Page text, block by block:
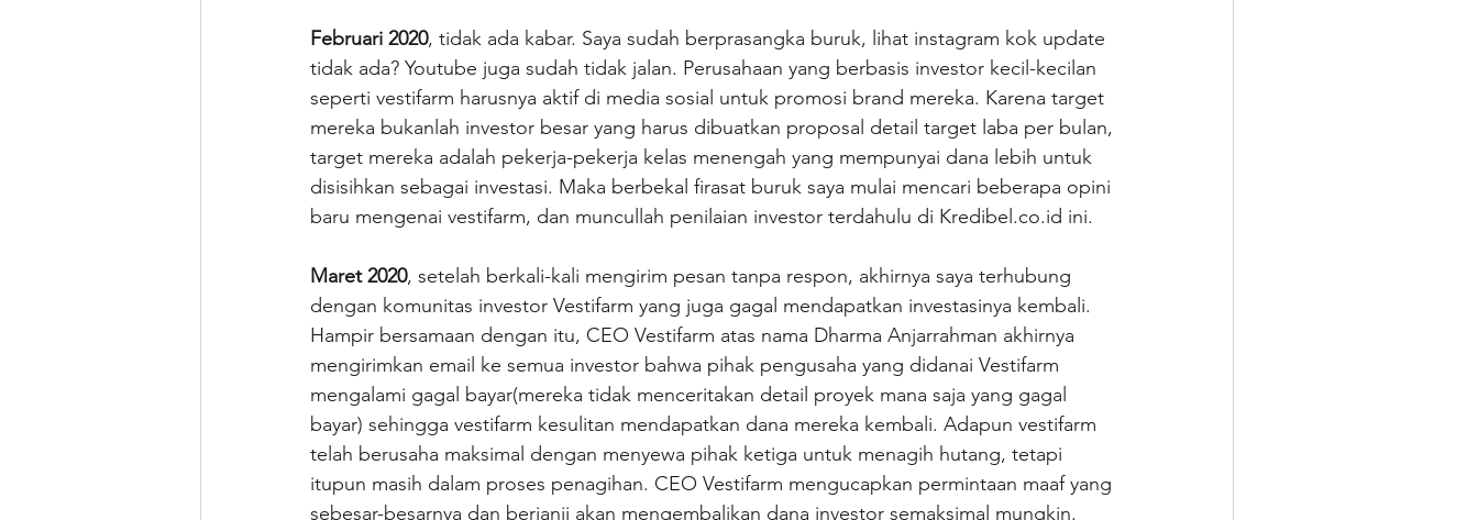
Februari 2020, tidak ada kabar. Saya sudah berprasangka buruk, lihat instagram kok update
tidak ada? Youtube juga sudah tidak jalan. Perusahaan yang berbasis investor kecil-kecilan
seperti vestifarm harusnya aktif di media sosial untuk promosi brand mereka. Karena target
mereka bukanlah investor besar yang harus dibuatkan proposal detail target laba per bulan,
target mereka adalah pekerja-pekerja kelas menengah yang mempunyai dana lebih untuk
disisihkan sebagai investasi. Maka berbekal firasat buruk saya mulai mencari beberapa opini
baru mengenai vestifarm, dan muncullah penilaian investor terdahulu di Kredibel.co.id ini.
Maret 2020, setelah berkali-kali mengirim pesan tanpa respon, akhirnya saya terhubung
dengan komunitas investor Vestifarm yang juga gagal mendapatkan investasinya kembali.
Hampir bersamaan dengan itu, CEO Vestifarm atas nama Dharma Anjarrahman akhirnya
mengirimkan email ke semua investor bahwa pihak pengusaha yang didanai Vestifarm
mengalami gagal bayar(mereka tidak menceritakan detail proyek mana saja yang gagal
bayar) sehingga vestifarm kesulitan mendapatkan dana mereka kembali. Adapun vestifarm
telah berusaha maksimal dengan menyewa pihak ketiga untuk menagih hutang, tetapi
itupun masih dalam proses penagihan. CEO Vestifarm mengucapkan permintaan maaf yang
sebesar-besarnya dan berjanji akan mengembalikan dana investor semaksimal mungkin.